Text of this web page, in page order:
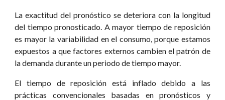
La exactitud del pronóstico se deteriora con la longitud
del tiempo pronosticado. A mayor tiempo de reposición
es mayor la variabilidad en el consumo, porque estamos
expuestos a que factores externos cambien el patrón de
la demanda durante un periodo de tiempo mayor.
El tiempo de reposición está inflado debido a las
prácticas convencionales basadas en pronósticos y